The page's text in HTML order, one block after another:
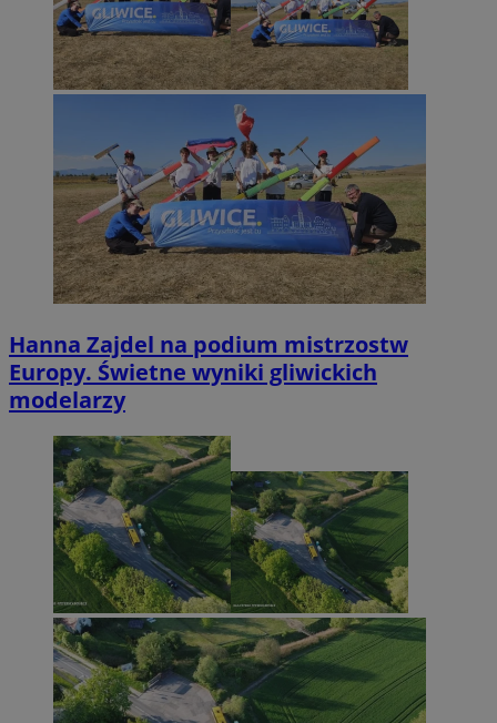
Hanna Zajdel na podium mistrzostw
Europy. Świetne wyniki gliwickich
modelarzy